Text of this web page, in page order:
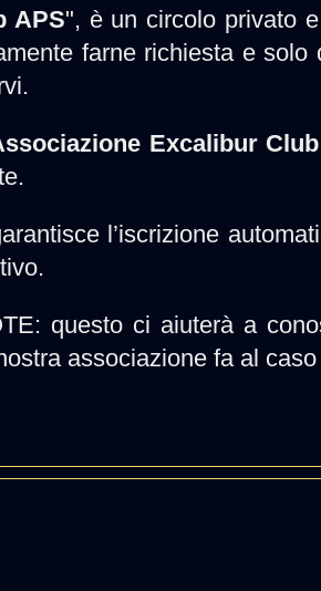
APS", è un circolo privato
farne richiesta e solo
Excalibur
l’iscrizione
questo ci aiuterà a
associazione fa al